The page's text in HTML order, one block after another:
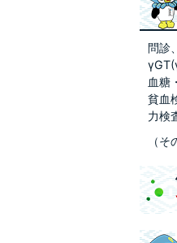
問診
血糖
貧血
力検
（